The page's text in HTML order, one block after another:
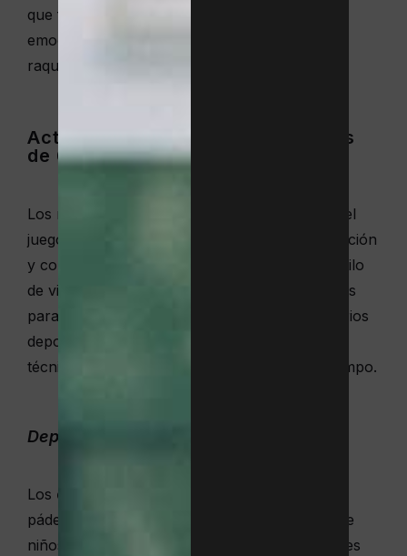
que fomenten su psicomotricidad. Descubre la
emoción de ver a tu pequeño con su primera
raqueta.
Actividades deportivas para niños
de 6 a 12 años
Los niños de 6 a 12 años dominan las reglas del
juego. El deporte potencia su fuerza, coordinación
y confianza, lo que asienta las bases de un estilo
de vida saludable. Por ello, nuestras actividades
para niños en Barcelona cuentan con escenarios
deportivos perfectos para que entrenen con
técnica e intensidad y se diviertan al mismo tiempo.
Deportes de raqueta en edad escolar
Los deportes de raqueta
pádel, son las herramientas perfectas para que
niños de entre 6 y 12 años aprendan habilidades